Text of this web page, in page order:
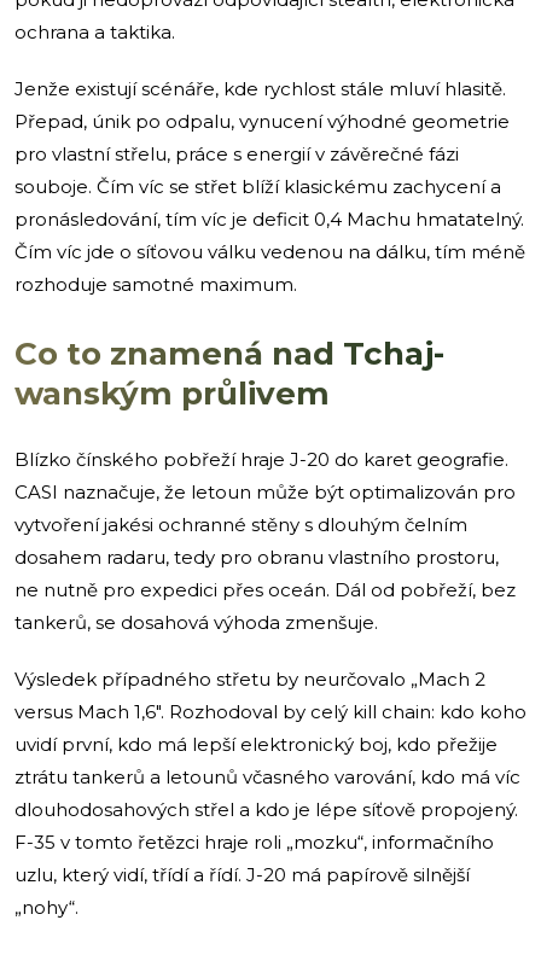
ochrana a taktika.
Jenže existují scénáře, kde rychlost stále mluví hlasitě.
Přepad, únik po odpalu, vynucení výhodné geometrie
pro vlastní střelu, práce s energií v závěrečné fázi
souboje. Čím víc se střet blíží klasickému zachycení a
pronásledování, tím víc je deficit 0,4 Machu hmatatelný.
Čím víc jde o síťovou válku vedenou na dálku, tím méně
rozhoduje samotné maximum.
Co to znamená nad Tchaj-
wanským průlivem
Blízko čínského pobřeží hraje J-20 do karet geografie.
CASI naznačuje, že letoun může být optimalizován pro
vytvoření jakési ochranné stěny s dlouhým čelním
dosahem radaru, tedy pro obranu vlastního prostoru,
ne nutně pro expedici přes oceán. Dál od pobřeží, bez
tankerů, se dosahová výhoda zmenšuje.
Výsledek případného střetu by neurčovalo „Mach 2
versus Mach 1,6″. Rozhodoval by celý kill chain: kdo koho
uvidí první, kdo má lepší elektronický boj, kdo přežije
ztrátu tankerů a letounů včasného varování, kdo má víc
dlouhodosahových střel a kdo je lépe síťově propojený.
F-35 v tomto řetězci hraje roli „mozku“, informačního
uzlu, který vidí, třídí a řídí. J-20 má papírově silnější
„nohy“.